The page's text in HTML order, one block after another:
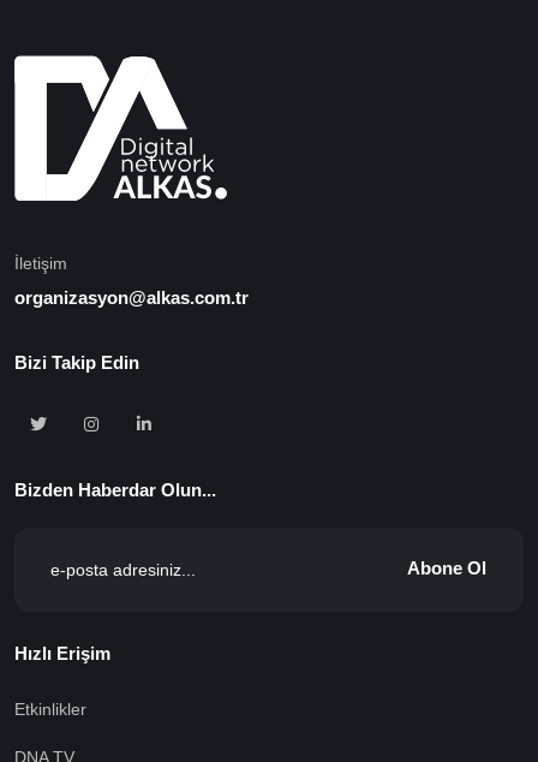
İletişim
organizasyon@alkas.com.tr
Bizi Takip Edin
Bizden Haberdar Olun...
Abone Ol
Hızlı Erişim
Etkinlikler
DNA TV